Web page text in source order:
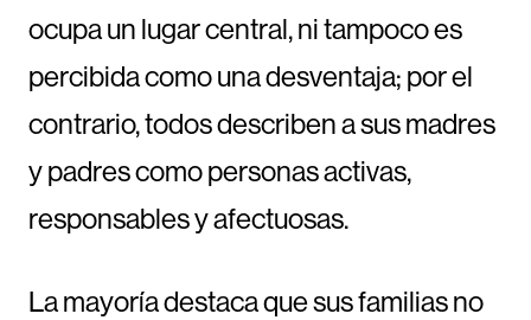
ocupa un lugar central, ni tampoco es
percibida como una desventaja; por el
contrario, todos describen a sus madres
y padres como personas activas,
responsables y afectuosas.
La mayoría destaca que sus familias no